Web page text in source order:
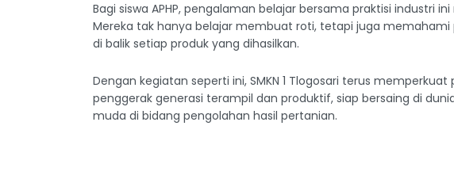
Bagi siswa APHP, pengalaman belajar bersama praktisi industri
Mereka tak hanya belajar membuat roti, tetapi juga memahami
di balik setiap produk yang dihasilkan.
Dengan kegiatan seperti ini, SMKN 1 Tlogosari terus
penggerak generasi terampil dan produktif, siap bersaing di
muda di bidang pengolahan hasil pertanian.